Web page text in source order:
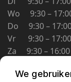
Schoolstraat 5A
4194 TG
Wo 9:30 –
Do 9:30 –
Vr 9:30 – 17:00
Za 9:30 – 16:00
We